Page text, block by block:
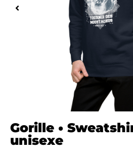
Gorille •
unisexe